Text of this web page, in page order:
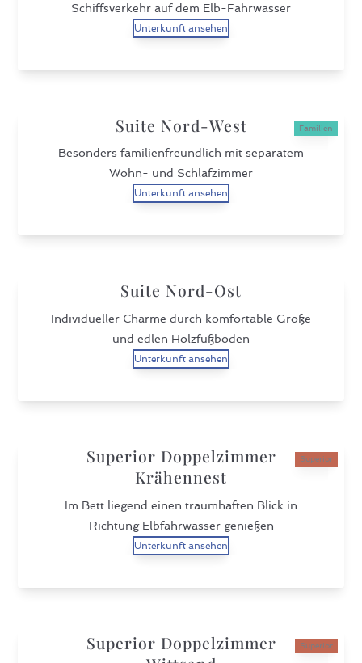
Schiffsverkehr auf dem Elb-Fahrwasser
Unterkunft ansehen
Familien
Suite Nord-West
Besonders familienfreundlich mit separatem
Wohn- und Schlafzimmer
Unterkunft ansehen
Suite Nord-Ost
Individueller Charme durch komfortable Größe
und edlen Holzfußboden
Unterkunft ansehen
Superior
Superior Doppelzimmer
Krähennest
Im Bett liegend einen traumhaften Blick in
Richtung Elbfahrwasser genießen
Unterkunft ansehen
Superior
Superior Doppelzimmer